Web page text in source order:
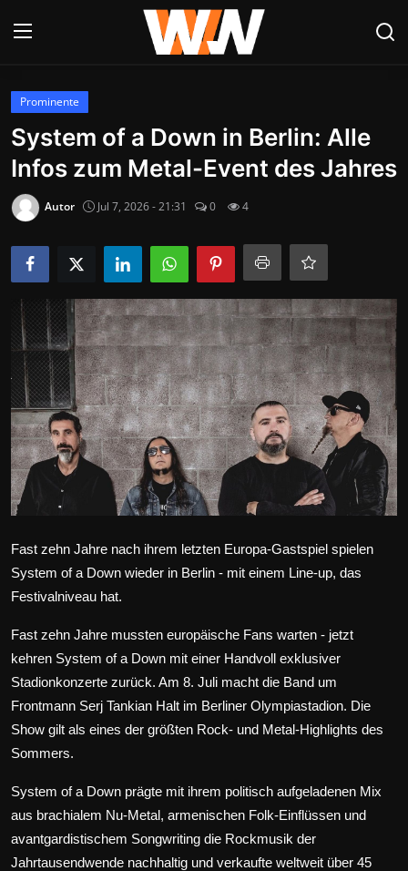
Anmelden
Datenschutzerklärung
Contact
Kultur & Unterhaltung
Lifestyle & Gesellschaft
Sport & Freizeit
Tech & IT-Security
Wirtschaft
Wissenschaft & Gesundheit
Prominente
System of a Down in Berlin: Alle
Infos zum Metal-Event des Jahres
Autor Jul 7, 2026 - 21:31 0 4
Fast zehn Jahre nach ihrem letzten Europa-Gastspiel spielen
System of a Down wieder in Berlin - mit einem Line-up, das
Festivalniveau hat.
Fast zehn Jahre mussten europäische Fans warten - jetzt
kehren System of a Down mit einer Handvoll exklusiver
Stadionkonzerte zurück. Am 8. Juli macht die Band um
Frontmann Serj Tankian Halt im Berliner Olympiastadion. Die
Show gilt als eines der größten Rock- und Metal-Highlights des
Sommers.
System of a Down prägte mit ihrem politisch aufgeladenen Mix
aus brachialem Nu-Metal, armenischen Folk-Einflüssen und
avantgardistischem Songwriting die Rockmusik der
Jahrtausendwende nachhaltig und verkaufte weltweit über 45